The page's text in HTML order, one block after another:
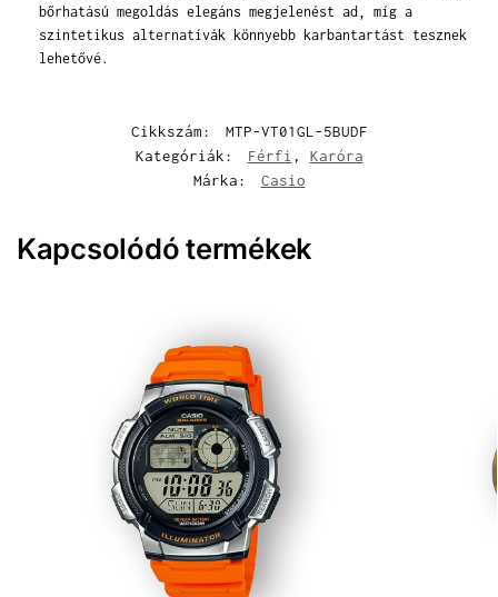
bőrhatású megoldás elegáns megjelenést ad, míg a
szintetikus alternatívák könnyebb karbantartást tesznek
lehetővé.
Cikkszám:
MTP-VT01GL-5BUDF
Kategóriák:
Férfi , Karóra
Márka:
Casio
Kapcsolódó termékek